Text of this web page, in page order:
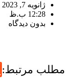
ژانویه 7, 2023
12:28 ب.ظ
بدون دیدگاه
مطلب مرتبط: